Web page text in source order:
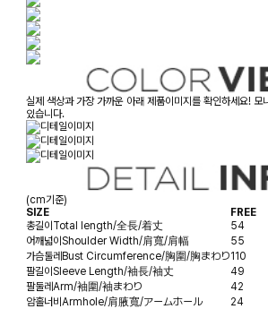
실제 색상과 가장 가까운 아래 제품이미지를 확인하세요! 모
있습니다.
(cm기준)
SIZE
FREE
총길이Total length/全長/着丈
54
어깨넓이Shoulder Width/肩寬/肩幅
55
가슴둘레Bust Circumference/胸圍/胸まわり110
팔길이Sleeve Length/袖長/袖丈
49
팔둘레Arm/袖圍/袖まわり
42
암홀너비Armhole/肩腋寬/アームホール
24